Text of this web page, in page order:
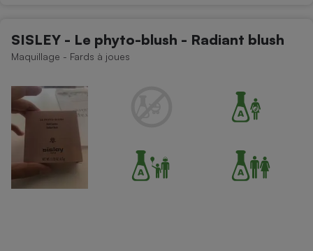
SISLEY - Le phyto-blush - Radiant blush
Maquillage - Fards à joues